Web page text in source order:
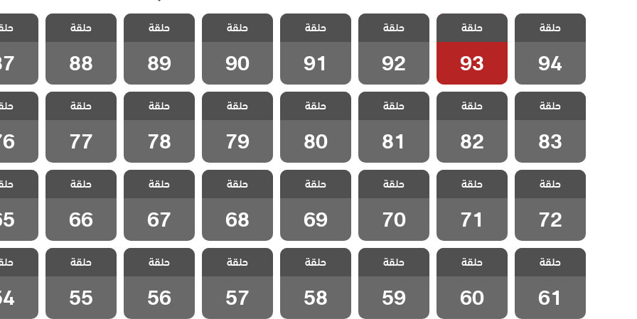
الخلفية مدبلج
الحلقة 94
والأخيرة
حلقة
94
مسلسل الازقة
الخلفية مدبلج
الحلقة 93
حلقة
93
مسلسل الازقة
الخلفية مدبلج
الحلقة 92
حلقة
92
مسلسل الازقة
الخلفية مدبلج
الحلقة 91
حلقة
91
مسلسل الازقة
الخلفية مدبلج
الحلقة 90
حلقة
90
مسلسل الازقة
الخلفية مدبلج
الحلقة 89
حلقة
89
مسلسل الازقة
الخلفية مدبلج
الحلقة 88
حلقة
88
مسلسل
مسلسل الازقة
الخلفية مدبلج
الحلقة 83
حلقة
83
مسلسل الازقة
الخلفية مدبلج
الحلقة 82
حلقة
82
مسلسل الازقة
الخلفية مدبلج
الحلقة 81
حلقة
81
مسلسل الازقة
الخلفية مدبلج
الحلقة 80
حلقة
80
مسلسل الازقة
الخلفية مدبلج
الحلقة 79
حلقة
79
مسلسل الازقة
الخلفية مدبلج
الحلقة 78
حلقة
78
مسلسل الازقة
الخلفية مدبلج
الحلقة 77
حلقة
77
مسلسل
مسلسل الازقة
الخلفية مدبلج
الحلقة 72
حلقة
72
مسلسل الازقة
الخلفية مدبلج
الحلقة 71
حلقة
71
مسلسل الازقة
الخلفية مدبلج
الحلقة 70
حلقة
70
مسلسل الازقة
الخلفية مدبلج
الحلقة 69
حلقة
69
مسلسل الازقة
الخلفية مدبلج
الحلقة 68
حلقة
68
مسلسل الازقة
الخلفية مدبلج
الحلقة 67
حلقة
67
مسلسل الازقة
الخلفية مدبلج
الحلقة 66
حلقة
66
مسلسل
مسلسل الازقة
الخلفية مدبلج
الحلقة 61
حلقة
61
مسلسل الازقة
الخلفية مدبلج
الحلقة 60
حلقة
60
مسلسل الازقة
الخلفية مدبلج
الحلقة 59
حلقة
59
مسلسل الازقة
الخلفية مدبلج
الحلقة 58
حلقة
58
مسلسل الازقة
الخلفية مدبلج
الحلقة 57
حلقة
57
مسلسل الازقة
الخلفية مدبلج
الحلقة 56
حلقة
56
مسلسل الازقة
الخلفية مدبلج
الحلقة 55
حلقة
55
مسلسل